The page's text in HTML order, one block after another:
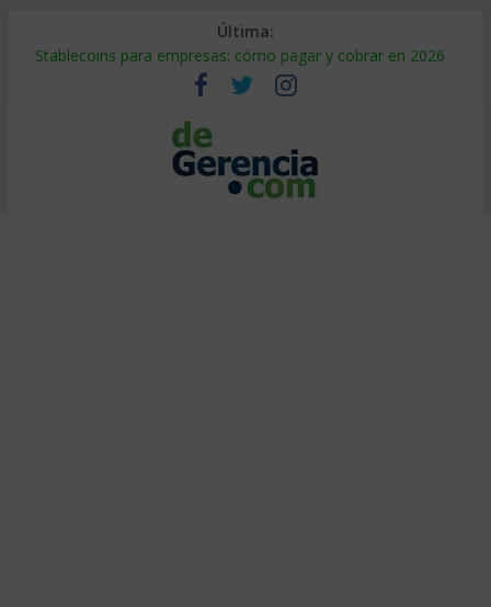
Última:
Stablecoins para empresas: cómo pagar y cobrar en 2026
Despido silencioso: qué es y por qué sale tan caro
IA en selección de personal: cómo auditarla a tiempo
Trabajo forzoso en la cadena de suministro: qué hacer
Mercado hispano de EE. UU.: cómo segmentarlo y venderle